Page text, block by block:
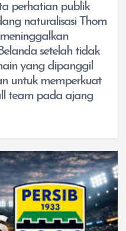
perhatian publik
naturalisasi Thom
setelah tidak
yang dipanggil
untuk memperkuat
team pada ajang